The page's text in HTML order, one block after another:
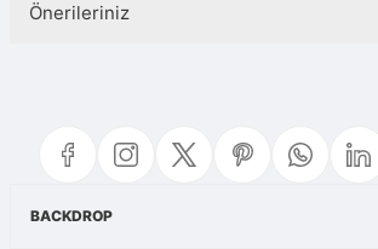
Önerileriniz
Görüş ve önerileriniz için teşekkür ederiz.
Ürün resmi kalitesiz, bozuk veya görüntülenemiyor.
BACKDROP